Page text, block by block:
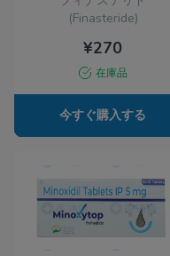
(Finasteride)
¥270
在庫品
今すぐ購入する